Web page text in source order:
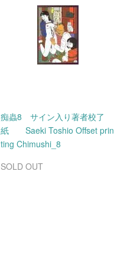
痴蟲8 サイン入り著者校了
紙 Saeki Toshio Offset prin
ting Chimushi_8
SOLD OUT